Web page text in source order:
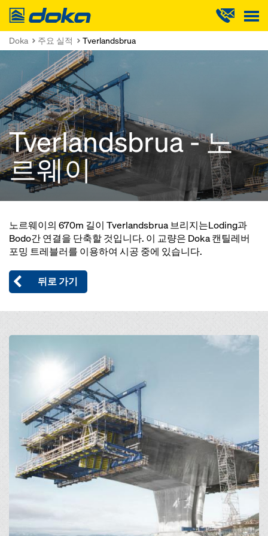
Doka
Doka 주요 실적 Tverlandsbrua
Tverlandsbrua - 노
르웨이
노르웨이의 670m 길이 Tverlandsbrua 브리지는Loding과
Bodo간 연결을 단축할 것입니다. 이 교량은 Doka 캔틸레버
포밍 트레블러를 이용하여 시공 중에 있습니다.
뒤로 가기
Open